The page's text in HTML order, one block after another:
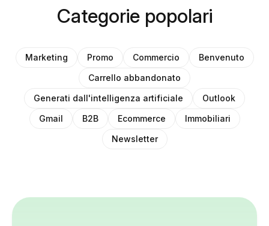
Categorie popolari
Marketing Promo Commercio
Benvenuto
Carrello abbandonato
Generati dall'intelligenza artificiale
Outlook
Gmail
B2B Ecommerce
Immobiliari
Newsletter